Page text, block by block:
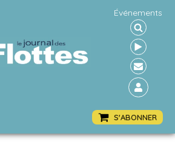
Événements
S'ABONNER